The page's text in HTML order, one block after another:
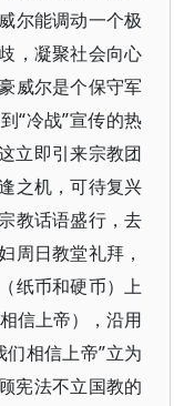
尔能调动一个极
，凝聚社会向心
威尔是个保守军
“冷战”宣传的热
立即引来宗教团
之机，可待复兴
教话语盛行，去
周日教堂礼拜，
纸币和硬币）上
信上帝），沿用
相信上帝”立为
宪法不立国教的